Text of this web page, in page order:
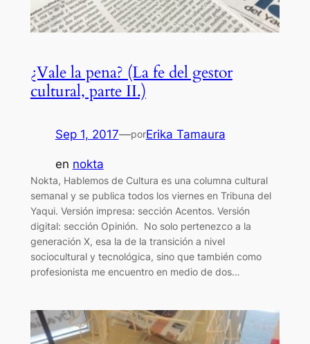
¿Vale la pena? (La fe del gestor
cultural, parte II.)
Sep 1, 2017—porErika Tamaura
en nokta
Nokta, Hablemos de Cultura es una columna cultural
semanal y se publica todos los viernes en Tribuna del
Yaqui. Versión impresa: sección Acentos. Versión
digital: sección Opinión. No solo pertenezco a la
generación X, esa la de la transición a nivel
sociocultural y tecnológica, sino que también como
profesionista me encuentro en medio de dos…